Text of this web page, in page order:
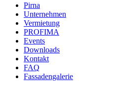
Pirna
Unternehmen
Vermietung
PROFIMA
Events
Downloads
Kontakt
FAQ
Fassadengalerie